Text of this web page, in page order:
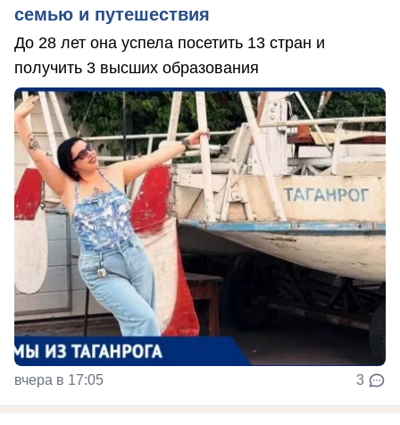
семью и путешествия
До 28 лет она успела посетить 13 стран и
получить 3 высших образования
вчера в 17:05 3